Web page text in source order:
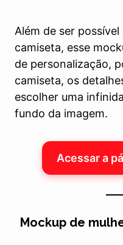
Além de ser
camiseta, esse
de personalização,
camiseta, os
escolher uma
fundo da imagem.
Acessar a
Mockup de